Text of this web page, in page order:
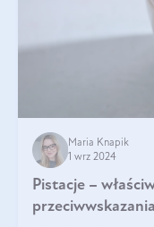
Maria Knapik
1 wrz 2024
Pistacje –
przeciwwskazania